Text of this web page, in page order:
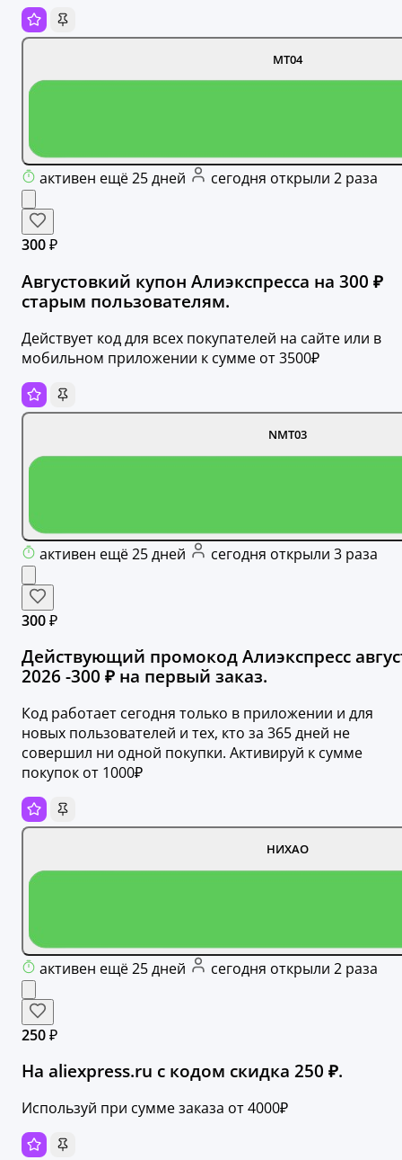
MT04
активен ещё 25 дней сегодня открыли 2 раза
300 ₽
Августовкий купон Алиэкспресса на 300 ₽
старым пользователям.
Действует код для всех покупателей на сайте или в
мобильном приложении к сумме от 3500₽
NMT03
активен ещё 25 дней сегодня открыли 3 раза
300 ₽
Действующий промокод Алиэкспресс
2026 -300 ₽ на первый заказ.
Код работает сегодня только в приложении и для
новых пользователей и тех, кто за 365 дней не
совершил ни одной покупки. Активируй к сумме
покупок от 1000₽
НИХАО
активен ещё 25 дней сегодня открыли 2 раза
250 ₽
На aliexpress.ru с кодом скидка 250 ₽.
Используй при сумме заказа от 4000₽